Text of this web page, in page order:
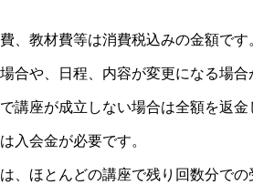
、教材費等は消費税込みの金額です
合や、日程、内容が変更になる場合
講座が成立しない場合は全額を返
入会金が必要です。
、ほとんどの講座で残り回数分での